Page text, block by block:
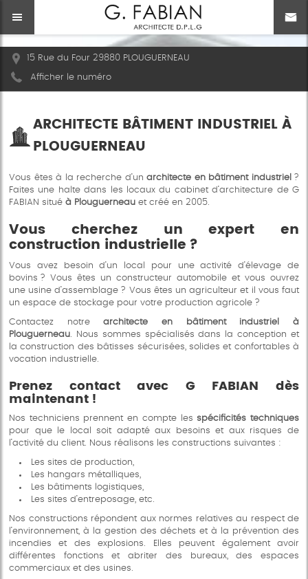
15 Rue du Four 29880 PLOUGUERNEAU
Afficher le numéro
ARCHITECTE BÂTIMENT INDUSTRIEL À
PLOUGUERNEAU
Vous êtes à la recherche d’unarchitecte en bâtiment industriel ?
Faites une halte dans les locaux du cabinet d’architecture de G
FABIAN situé à Plouguerneau et créé en 2005.
Vous cherchez un expert en
construction industrielle ?
Vous avez besoin d’un local pour une activité d’élevage de
bovins ? Vous êtes un constructeur automobile et vous ouvrez
une usine d’assemblage ? Vous êtes un agriculteur et il vous faut
un espace de stockage pour votre production agricole ?
Contactez notrearchitecte en bâtiment industriel à
Plouguerneau. Nous sommes spécialisés dans la conception et
la construction des bâtisses sécurisées, solides et confortables à
vocation industrielle.
Prenez contact avec G FABIAN dès
maintenant !
Nos techniciens prennent en compte les spécificités techniques
pour que le local soit adapté aux besoins et aux risques de
l’activité du client. Nous réalisons les constructions suivantes :
Les sites de production,
Les hangars métalliques,
Les bâtiments logistiques,
Les sites d’entreposage, etc.
Nos constructions répondent aux normes relatives au respect de
l’environnement, à la gestion des déchets et à la prévention des
incendies et des explosions. Elles peuvent également avoir
différentes fonctions et abriter des bureaux, des espaces
commerciaux et des usines.